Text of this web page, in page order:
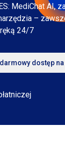
MediChat AI,
–
24/7
dostęp na